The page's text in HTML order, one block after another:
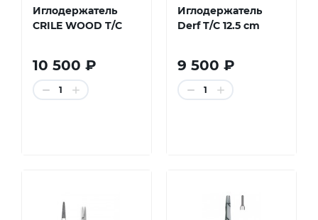
Иглодержатель
CRILE WOOD T/C
10 500 ₽
1
Иглодержатель
Derf T/C 12.5 cm
9 500 ₽
1